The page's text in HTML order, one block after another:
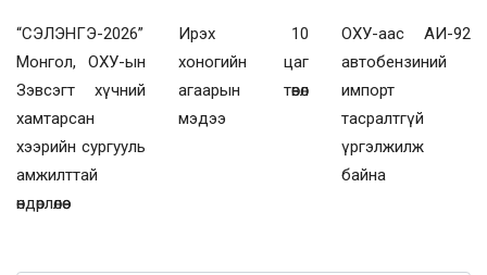
“СЭЛЭНГЭ-2026”
Монгол, ОХУ-ын
Зэвсэгт хүчний
хамтарсан
хээрийн сургууль
амжилттай
өндөрлөлөө
Ирэх 10
хоногийн цаг
агаарын төвөл
мэдээ
ОХУ-аас АИ-92
автобензиний
импорт
тасралтгүй
үргэлжилж
байна